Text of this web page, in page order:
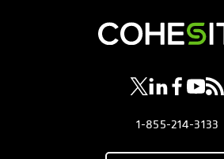
wird in einer
wird in
wird
1-855-214-3133